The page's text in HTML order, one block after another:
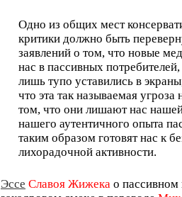
Одно из общих мест
критики должно быть
заявлений о том, что новые
нас в пассивных
лишь тупо уставились в
что эта так называемая
том, что они лишают нас
нашего аутентичного опыта
таким образом готовят нас к
лихорадочной активности.
Эссе Славоя Жижека о пассивном